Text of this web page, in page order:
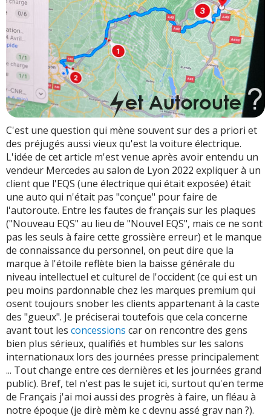
C'est une question qui mène souvent sur des a priori et
des préjugés aussi vieux qu'est la voiture électrique.
L'idée de cet article m'est venue après avoir entendu un
vendeur Mercedes au salon de Lyon 2022 expliquer à un
client que l'EQS (une électrique qui était exposée) était
une auto qui n'était pas "conçue" pour faire de
l'autoroute. Entre les fautes de français sur les plaques
("Nouveau EQS" au lieu de "Nouvel EQS", mais ce ne sont
pas les seuls à faire cette grossière erreur) et le manque
de connaissance du personnel, on peut dire que la
marque à l'étoile reflète bien la baisse générale du
niveau intellectuel et culturel de l'occident (ce qui est un
peu moins pardonnable chez les marques premium qui
osent toujours snober les clients appartenant à la caste
des "gueux". Je préciserai toutefois que cela concerne
avant tout les concessions car on rencontre des gens
bien plus sérieux, qualifiés et humbles sur les salons
internationaux lors des journées presse principalement
... Tout change entre ces dernières et les journées grand
public). Bref, tel n'est pas le sujet ici, surtout qu'en terme
de Français j'ai moi aussi des progrès à faire, un fléau à
notre époque (je dirè mèm ke c devnu assé grav nan ?).